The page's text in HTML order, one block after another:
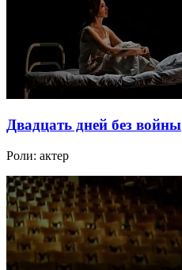
Двадцать дней без войны
Роли: актер